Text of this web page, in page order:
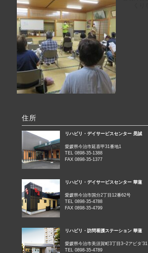
住所
リハビリ・デイサービスセンター 晃誠
愛媛県今治市延喜甲31番地1
TEL 0898-35-1388
FAX 0898-35-1377
リハビリ・デイサービスセンター 華蓮
愛媛県今治市国分2丁目12番62号
TEL 0898-35-4788
FAX 0898-35-4799
リハビリ・訪問看護ステーション 華蓮
愛媛県今治市美須賀町3丁目3−2アビタ’31
TEL 0898-35-4789